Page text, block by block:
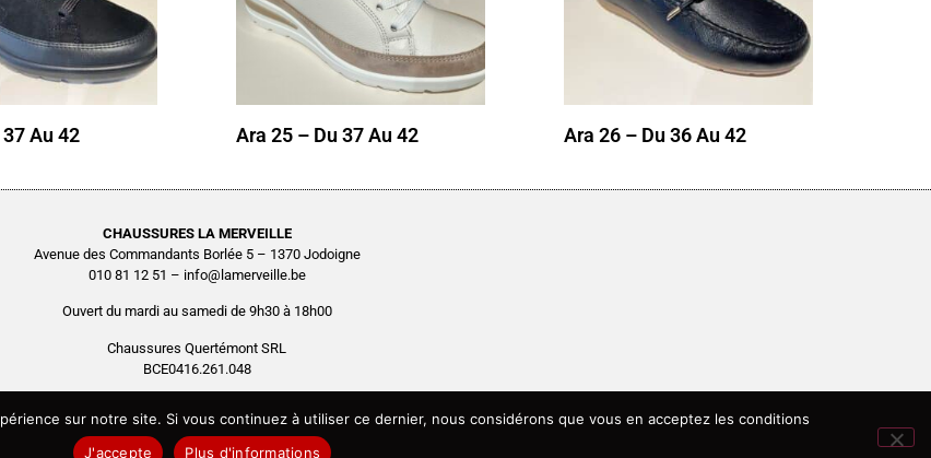
Au 42 Ara 25 – Du 37 Au 42 Ara 26 – Du 36 Au 42
CHAUSSURES LA MERVEILLE
Avenue des Commandants Borlée 5 – 1370 Jodoigne
010 81 12 51 – info@lamerveille.be
Ouvert du mardi au samedi de 9h30 à 18h00
Chaussures Quertémont SRL
BCE0416.261.048
Site réalisé parAGENCE2D
sur notre site. Si vous continuez à utiliser ce dernier, nous considérons que vous en acceptez les conditions
J'accepte
Plus d'informations